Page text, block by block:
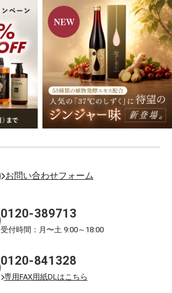
お問い合わせフォーム
0120-389713
受付時間：月〜土 9:00～18:00
0120-841328
専用FAX用紙DLはこちら